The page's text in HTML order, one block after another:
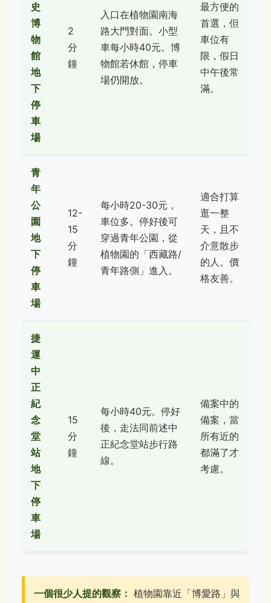
史
博
物
館
地
下
停
車
場
2
分
鐘
入口在植物園南海
路大門對面。小型
車每小時40元。博
物館若休館，停車
場仍開放。
最方便的
首選，但
車位有
限，假日
中午後常
滿。
青
年
公
園
地
下
停
車
場
12-
15
分
鐘
每小時20-30元，
車位多。停好後可
穿過青年公園，從
植物園的「西藏路/
青年路側」進入。
適合打算
逛一整
天，且不
介意散步
的人。價
格友善。
捷
運
中
正
紀
念
堂
站
地
下
停
車
場
15
分
鐘
每小時40元。停好
後，走法同前述中
正紀念堂站步行路
線。
備案中的
備案，當
所有近的
都滿了才
考慮。
一個很少人提的觀察： 植物園靠近「博愛路」與